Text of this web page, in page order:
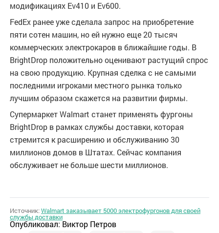
модификациях Ev410 и Ev600.
FedEx ранее уже сделала запрос на приобретение
пяти сотен машин, но ей нужно еще 20 тысяч
коммерческих электрокаров в ближайшие годы. В
BrightDrop положительно оценивают растущий спрос
на свою продукцию. Крупная сделка с не самыми
последними игроками местного рынка только
лучшим образом скажется на развитии фирмы.
Супермаркет Walmart станет применять фургоны
BrightDrop в рамках службы доставки, которая
стремится к расширению и обслуживанию 30
миллионов домов в Штатах. Сейчас компания
обслуживает не больше шести миллионов.
Источник:Walmart заказывает 5000 электрофургонов для своей
службы доставки
Опубликовал: Виктор Петров